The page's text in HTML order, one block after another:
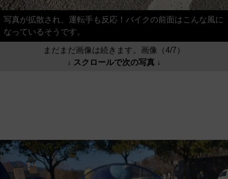
写真が拡散され、運転手も反応！バイクの前面はこんな風に
なっているそうです。
まだまだ画像は続きます。画像（4/7）
↓ スクロールで次の写真 ↓